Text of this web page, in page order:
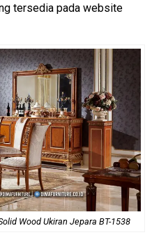
tersedia pada website
Wood Ukiran Jepara BT-1538